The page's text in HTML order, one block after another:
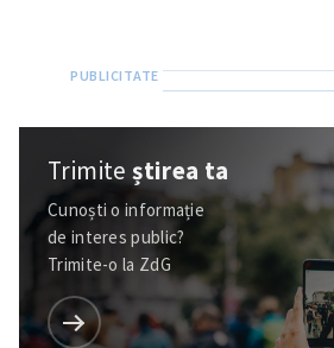
Trimiteștirea ta
Cunoști o informație
de interes public?
Trimite-o la ZdG